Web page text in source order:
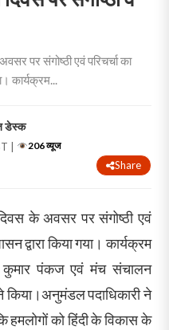
पर संगोष्ठी एवं परिचर्चा का
कार्यक्रम...
डेस्क
| 206 व्यूज
Share
के अवसर पर संगोष्ठी एवं
द्वारा किया गया। कार्यक्रम
कुमार पंकज एवं मंच संचालन
किया।अनुमंडल पदाधिकारी ने
हमलोगों को हिंदी के विकास के